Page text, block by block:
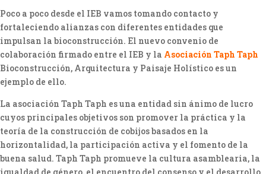
Poco a poco desde el IEB vamos tomando contacto y
fortaleciendo alianzas con diferentes entidades que
impulsan la bioconstrucción. El nuevo convenio de
colaboración firmado entre el IEB y la Asociación Taph Taph
Bioconstrucción, Arquitectura y Paisaje Holístico es un
ejemplo de ello.
La asociación Taph Taph es una entidad sin ánimo de lucro
cuyos principales objetivos son promover la práctica y la
teoría de la construcción de cobijos basados en la
horizontalidad, la participación activa y el fomento de la
buena salud. Taph Taph promueve la cultura asamblearia, la